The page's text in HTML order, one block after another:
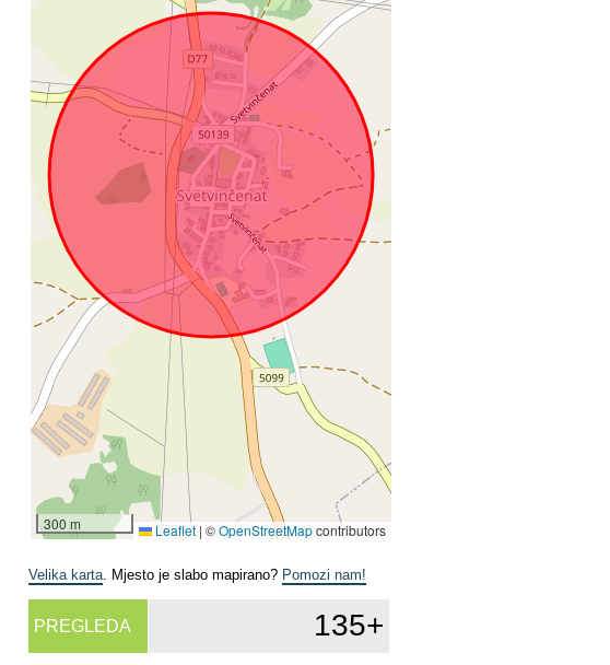
300 m Leaflet | ©OpenStreetMapcontributors
Velika karta. Mjesto je slabo mapirano? Pomozi nam!
PREGLEDA 135+